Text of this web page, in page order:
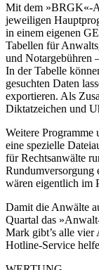
Mit dem »BRGK«-
jeweiligen
in einem eigenen
Tabellen für
und Notargebühren
In der Tabelle
gesuchten Daten
exportieren. Als
Diktatzeichen und
Weitere
eine spezielle
für Rechtsanwälte
Rundumversorgung
wären eigentlich im
Damit die Anwälte
Quartal das
Mark gibt’s alle vier
Hotline-Service